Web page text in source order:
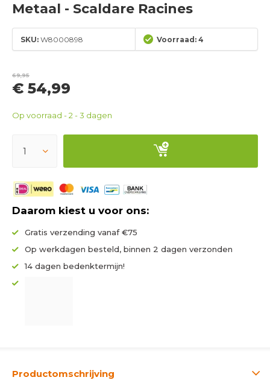
Metaal - Scaldare Racines
SKU: W8000898 Voorraad: 4
69,95
€ 54,99
Op voorraad - 2 - 3 dagen
Daarom kiest u voor ons:
Gratis verzending vanaf €75
Op werkdagen besteld, binnen 2 dagen verzonden
14 dagen bedenktermijn!
Productomschrijving